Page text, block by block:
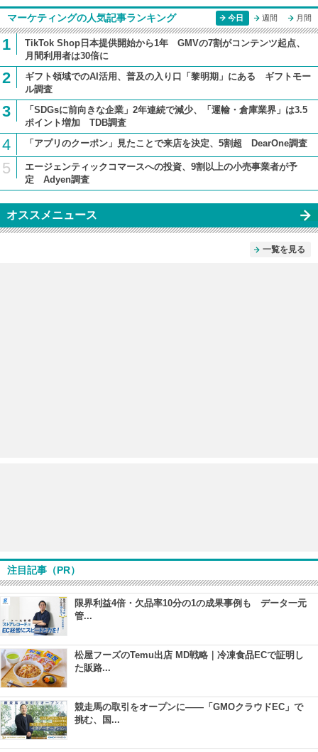
マーケティングの人気記事ランキング 今日 週間 月間
1
TikTok Shop日本提供開始から1年 GMVの7割がコンテンツ起点、
月間利用者は30倍に
2
ギフト領域でのAI活用、普及の入り口「黎明期」にある ギフトモー
ル調査
3
「SDGsに前向きな企業」2年連続で減少、「運輸・倉庫業界」は3.5
ポイント増加 TDB調査
4 「アプリのクーポン」見たことで来店を決定、5割超 DearOne調査
5
エージェンティックコマースへの投資、9割以上の小売事業者が予
定 Adyen調査
オススメニュース
一覧を見る
注目記事（PR）
限界利益4倍・欠品率10分の1の成果事例も データ一元
管...
松屋フーズのTemu出店 MD戦略｜冷凍食品ECで証明し
た販路...
競走馬の取引をオープンに――「GMOクラウドEC」で
挑む、国...